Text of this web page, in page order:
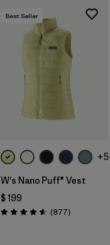
Best Seller
+5
W's Nano Puff® Vest
$ 199
Valoración: 4.6 / 5
(877Comentarios
)